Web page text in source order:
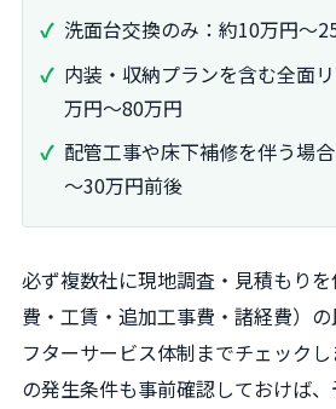
洗面台交換のみ：約10万円～
内装・収納プランを含む全面
万円～80万円
配管工事や床下補修を伴う場
～30万円前後
必ず複数社に現地調査・見積もり
費・工賃・追加工事費・諸経費）
フターサービス体制までチェック
の発生条件も事前確認しておけば